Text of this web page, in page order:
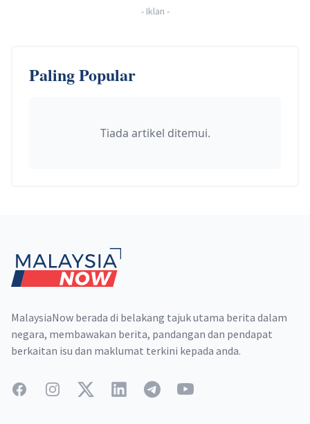
- Iklan -
Paling Popular
Tiada artikel ditemui.
MalaysiaNow berada di belakang tajuk utama berita dalam
negara, membawakan berita, pandangan dan pendapat
berkaitan isu dan maklumat terkini kepada anda.
FacebookInstagramTwitterLinkedInTelegramYouTube